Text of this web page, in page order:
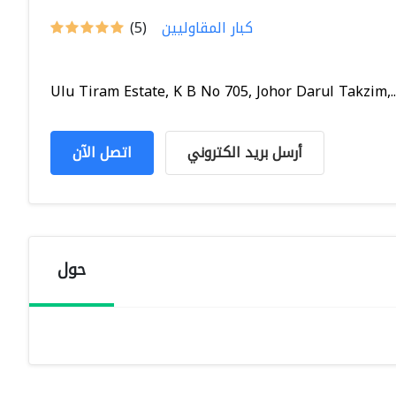
(5) كبار المقاوليين
Ulu Tiram Estate, K B No 705, Johor Darul
اتصل الآن أرسل بريد الكتروني
حول